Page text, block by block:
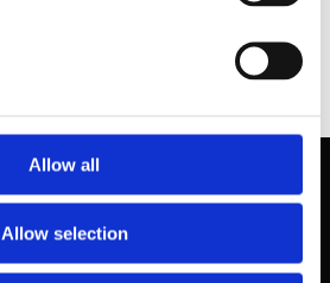
Allow all
Allow selection